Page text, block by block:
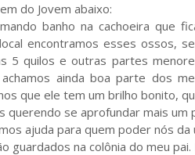
do Jovem abaixo:
banho na cachoeira que
encontramos esses ossos,
5 quilos e outras partes
ainda boa parte dos
que ele tem um brilho bonito,
querendo se aprofundarmais um
ajuda para quem poder nós da
guardados na colônia do meu